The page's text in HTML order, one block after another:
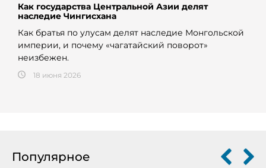
Как государства Центральной Азии делят
наследие Чингисхана
Как братья по улусам делят наследие Монгольской
империи, и почему «чагатайский поворот»
неизбежен.
18 июня 2026
Популярное